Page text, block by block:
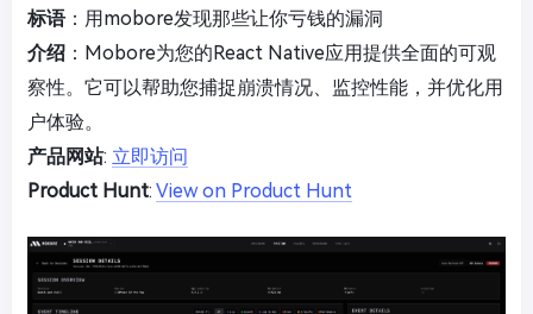
标语：用mobore发现那些让你亏钱的漏洞
介绍 ：Mobore为您的React Native应用提供全面的可观
察性。它可以帮助您捕捉崩溃情况、监控性能，并优化用
户体验。
产品网站: 立即访问
Product Hunt: View on Product Hunt